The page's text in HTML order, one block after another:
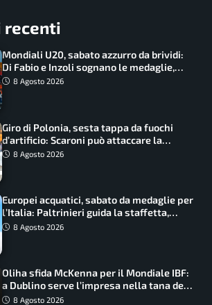
Mondiali U20, sabato azzurro da brividi:
Di Fabio e Inzoli sognano le medaglie,
Castellani e Succo in finale
8 Agosto 2026
Giro di Polonia, sesta tappa da fuochi
d’artificio: Scaroni può attaccare la
maglia di Lemmen
8 Agosto 2026
Europei acquatici, sabato da medaglie per
l’Italia: Paltrinieri guida la staffetta,
Barnabà sogna l’oro dalle grandi altezze
8 Agosto 2026
Oliha sfida McKenna per il Mondiale IBF:
a Dublino serve l’impresa nella tana del
lupo8 Agosto 2026